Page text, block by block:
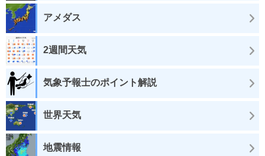
アメダス
2週間天気
気象予報士のポイント解説
世界天気
地震情報